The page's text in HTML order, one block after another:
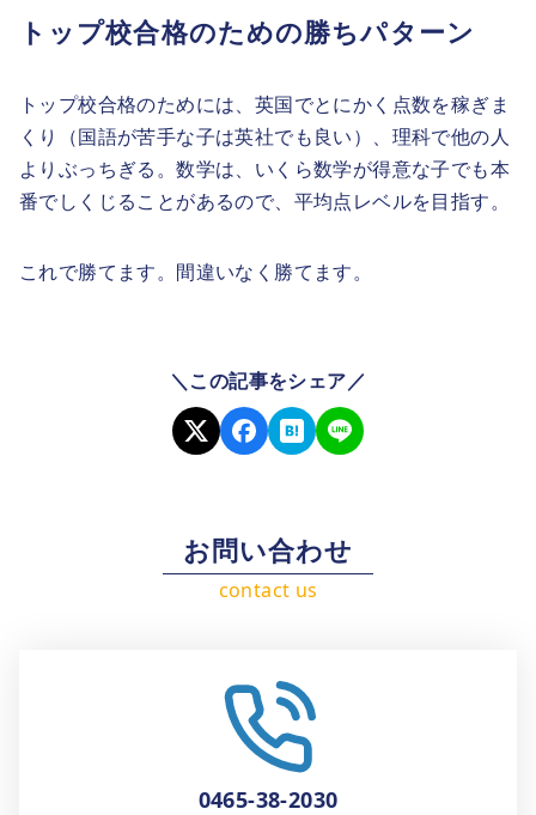
トップ校合格のための勝ちパターン
トップ校合格のためには、英国でとにかく点数を稼ぎま
くり（国語が苦手な子は英社でも良い）、理科で他の人
よりぶっちぎる。数学は、いくら数学が得意な子でも本
番でしくじることがあるので、平均点レベルを目指す。
これで勝てます。間違いなく勝てます。
＼この記事をシェア／
お問い合わせ
0465-38-2030